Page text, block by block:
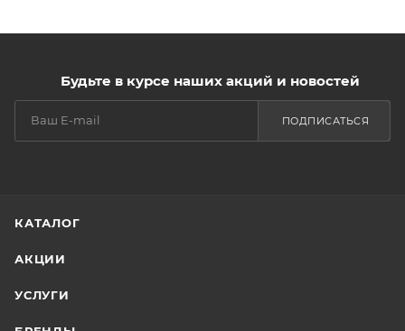
Будьте в курсе наших акций и новостей
ПОДПИСАТЬСЯ
КАТАЛОГ
АКЦИИ
УСЛУГИ